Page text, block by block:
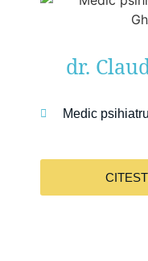
dr.
Medic